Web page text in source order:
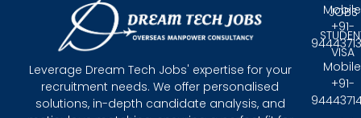
Leverage Dream Tech Jobs' expertise for your
recruitment needs. We offer personalised
solutions, in-depth candidate analysis, and
JOBS
VISA
+91-
+91-